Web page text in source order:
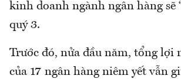
kinh doanh ngành ngân hàng sẽ
quý 3.
Trước đó, nửa đầu năm, tổng lợi
của 17 ngân hàng niêm yết vẫn